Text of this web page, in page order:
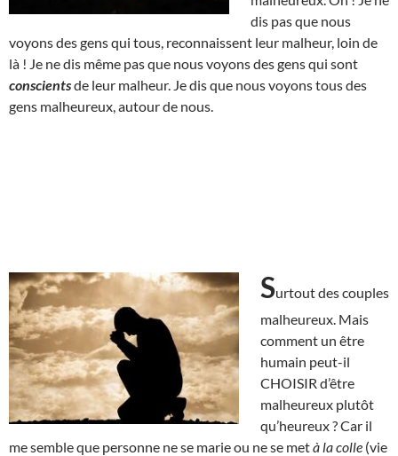
dis pas que nous
voyons des gens qui tous, reconnaissent leur malheur, loin de
là ! Je ne dis même pas que nous voyons des gens qui sont
conscientsde leur malheur. Je dis que nous voyons tous des
gens malheureux, autour de nous.
Surtout des couples
malheureux. Mais
comment un être
humain peut-il
CHOISIR d’être
malheureux plutôt
qu’heureux ? Car il
me semble que personne ne se marie ou ne se metà la colle (vie